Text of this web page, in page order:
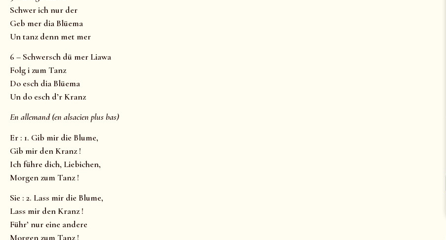
Schwer ich nur der
Geb mer dia Blüema
Un tanz denn met mer
6 – Schwersch dü mer Liawa
Folg i zum Tanz
Do esch dia Blüema
Un do esch d’r Kranz
En allemand (en alsacien plus bas)
Er : 1. Gib mir die Blume,
Gib mir den Kranz !
Ich führe dich, Liebichen,
Morgen zum Tanz !
Sie : 2. Lass mir die Blume,
Lass mir den Kranz !
Führ’ nur eine andere
Morgen zum Tanz !